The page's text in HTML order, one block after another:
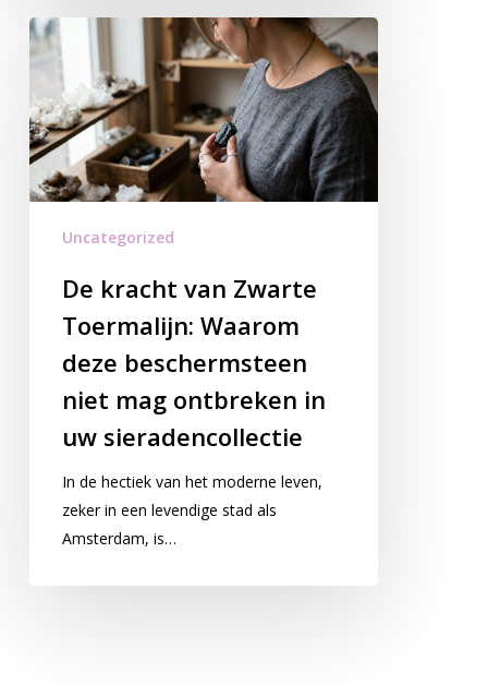
Geen producten in uw winkelwagen.
Go To Shop
Uncategorized
De kracht van Zwarte
Toermalijn: Waarom
deze beschermsteen
niet mag ontbreken in
uw sieradencollectie
In de hectiek van het moderne leven,
zeker in een levendige stad als
Amsterdam, is…